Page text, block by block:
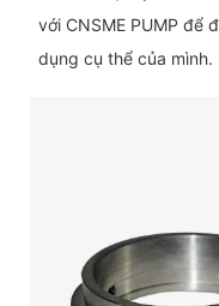
với CNSME PUMP để
dụng cụ thể của mình.